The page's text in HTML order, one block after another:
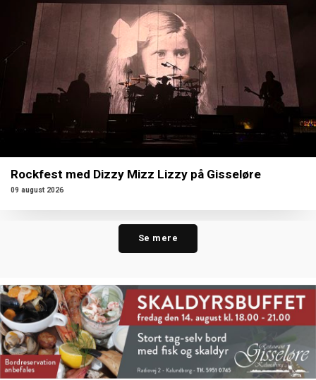
Rockfest med Dizzy Mizz Lizzy på Gisseløre
09 august 2026
Se mere